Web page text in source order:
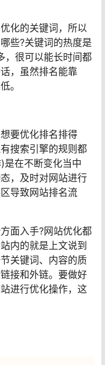
化的关键词，所以
些?关键词的热度是
，很可以能长时间都
，虽然排名能靠
。
要优化排名排得
搜索引擎的规则都
是在不断变化当中
，及时对网站进行
导致网站排名流
面入手?网站优化都
内的就是上文说到
关键词、内容的质
接和外链。要做好
进行优化操作，这